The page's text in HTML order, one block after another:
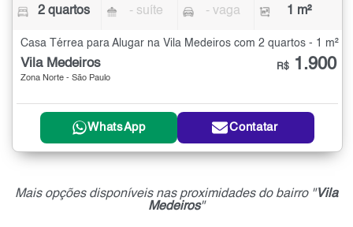
2 quartos - suíte - vaga 1 m²
Casa Térrea para Alugar na Vila Medeiros com 2 quartos - 1 m²
Vila Medeiros
Zona Norte - São Paulo
R$ 1.900
WhatsApp Contatar
Mais opções disponíveis nas proximidades do bairro "Vila
Medeiros"